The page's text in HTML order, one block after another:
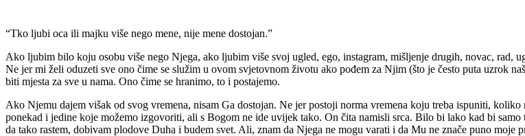
“Tko ljubi oca ili majku više nego mene, nije mene dostojan.”
Ako ljubim bilo koju osobu više nego Njega, ako ljubim više svoj ugled, ego, instagram, mišljenje drugih, novac, rad,
Ne jer mi želi oduzeti sve ono čime se služim u ovom svjetovnom životu ako pođem za Njim (što je često puta uzrok
biti mjesta za sve u nama. Ono čime se hranimo, to i postajemo.
Ako Njemu dajem višak od svog vremena, nisam Ga dostojan. Ne jer postoji norma vremena koju treba ispuniti,
ponekad i jedine koje možemo izgovoriti, ali s Bogom ne ide uvijek tako. On čita namisli srca. Bilo bi lako kad bi
da tako rastem, dobivam plodove Duha i budem svet. Ali, znam da Njega ne mogu varati i da Mu ne znače puno moje